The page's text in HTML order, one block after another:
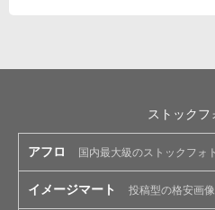
ストックフ
アフロ 国内最大級のストックフォト
イメージマート 投稿型の格安画